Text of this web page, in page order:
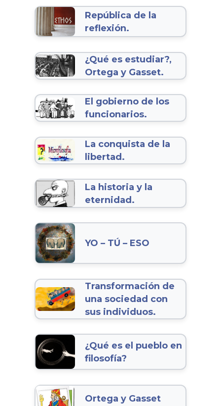
República de la
reflexión.
¿Qué es estudiar?,
Ortega y Gasset.
El gobierno de los
funcionarios.
La conquista de la
libertad.
La historia y la
eternidad.
YO – TÚ – ESO
Transformación de
una sociedad con
sus individuos.
¿Qué es el pueblo en
filosofía?
Ortega y Gasset